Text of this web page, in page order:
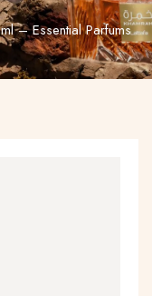
– Essential Parfums